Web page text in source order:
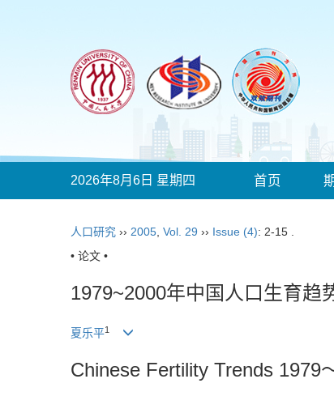
2026年8月6日 星期四 首页
人口研究 ›› 2005 Vol. 29 ›› Issue (4): 2-15 .
• 论文 •
1979~2000年中国人口生育趋
夏乐平1
Chinese Fertility Trends 1979